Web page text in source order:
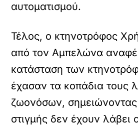
αυτοματισμού.
Τέλος, ο κτηνοτρόφος
από τον Αμπελώνα
κατάσταση των
έχασαν τα κοπάδια τους
ζωονόσων, σημειώνοντας
στιγμής δεν έχουν λάβει